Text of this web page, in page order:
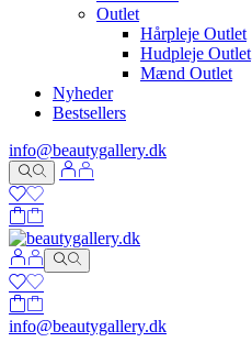
Outlet
Hårpleje Outlet
Hudpleje Outlet
Mænd Outlet
Nyheder
Bestsellers
info@beautygallery.dk
info@beautygallery.dk